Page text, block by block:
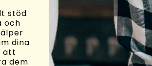
stöd
och
dina
att
dem